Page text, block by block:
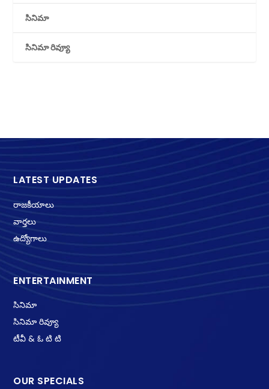
సినిమా
సినిమా రివ్యూ
LATEST UPDATES
రాజకీయాలు
వార్తలు
ఉద్యోగాలు
ENTERTAINMENT
సినిమా
సినిమా రివ్యూ
టీవీ & ఓ టి టి
OUR SPECIALS